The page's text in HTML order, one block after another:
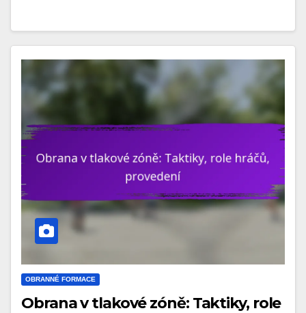
OBRANNÉ FORMACE
Obrana v tlakové zóně: Taktiky, role